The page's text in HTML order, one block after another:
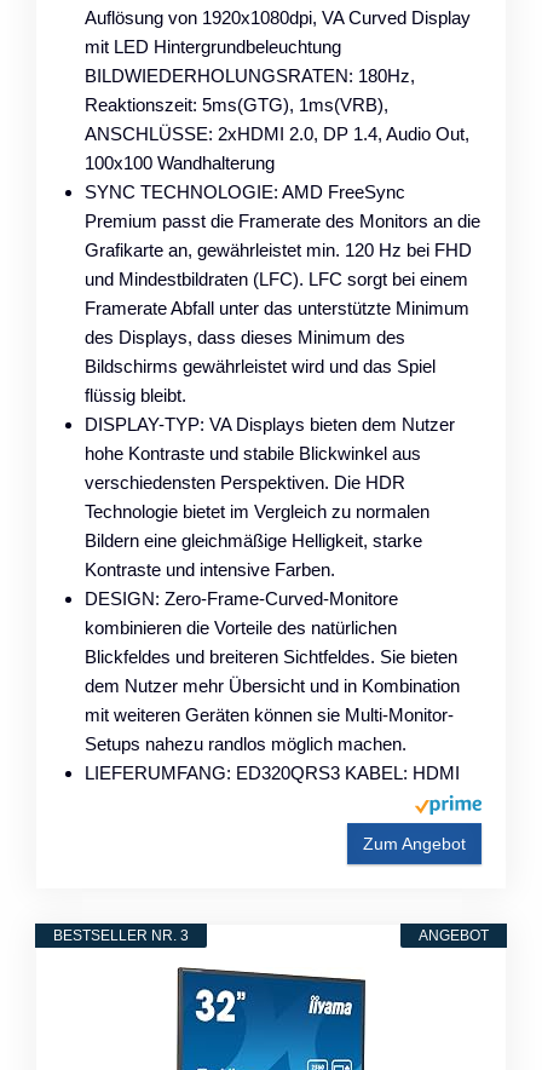
Auflösung von 1920x1080dpi, VA Curved Display
mit LED Hintergrundbeleuchtung
BILDWIEDERHOLUNGSRATEN: 180Hz,
Reaktionszeit: 5ms(GTG), 1ms(VRB),
ANSCHLÜSSE: 2xHDMI 2.0, DP 1.4, Audio Out,
100x100 Wandhalterung
SYNC TECHNOLOGIE: AMD FreeSync
Premium passt die Framerate des Monitors an die
Grafikarte an, gewährleistet min. 120 Hz bei FHD
und Mindestbildraten (LFC). LFC sorgt bei einem
Framerate Abfall unter das unterstützte Minimum
des Displays, dass dieses Minimum des
Bildschirms gewährleistet wird und das Spiel
flüssig bleibt.
DISPLAY-TYP: VA Displays bieten dem Nutzer
hohe Kontraste und stabile Blickwinkel aus
verschiedensten Perspektiven. Die HDR
Technologie bietet im Vergleich zu normalen
Bildern eine gleichmäßige Helligkeit, starke
Kontraste und intensive Farben.
DESIGN: Zero-Frame-Curved-Monitore
kombinieren die Vorteile des natürlichen
Blickfeldes und breiteren Sichtfeldes. Sie bieten
dem Nutzer mehr Übersicht und in Kombination
mit weiteren Geräten können sie Multi-Monitor-
Setups nahezu randlos möglich machen.
LIEFERUMFANG: ED320QRS3 KABEL: HDMI
Zum Angebot
ANGEBOT
BESTSELLER NR. 3